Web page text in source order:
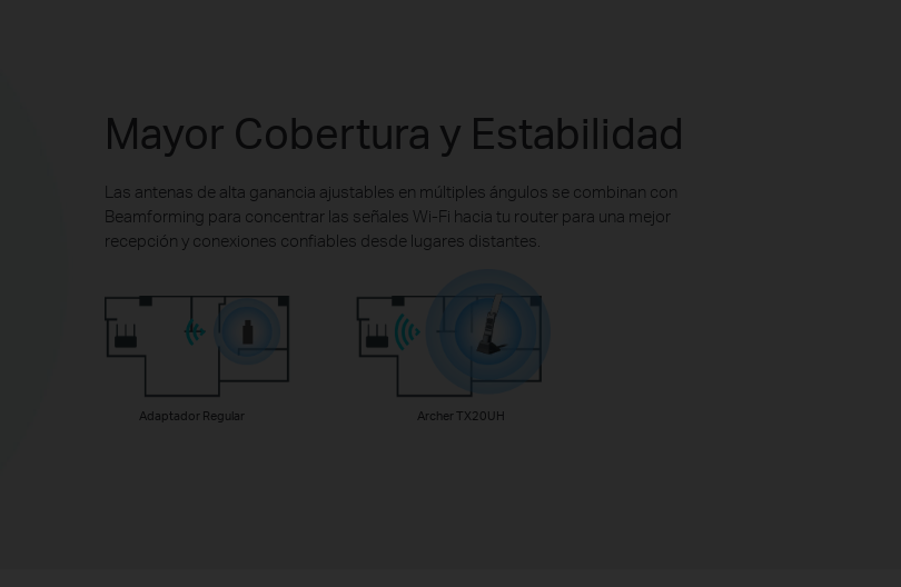
Mayor Cobertura y Estabilidad
Las antenas de alta ganancia ajustables en múltiples ángulos se combinan con
Beamforming para concentrar las señales Wi-Fi hacia tu router para una mejor
recepción y conexiones confiables desde lugares distantes.
Adaptador Regular Archer TX20UH